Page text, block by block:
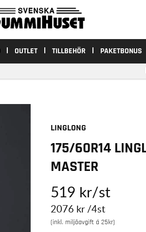
OUTLET TILLBEHÖR PAKETBONUS
LINGLONG
175/60R14
MASTER
2076 kr /4st
519 kr/st
(inkl. miljöavgift á 25kr)